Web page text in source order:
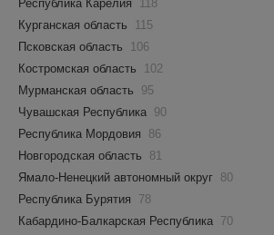
Республика Карелия
118
Курганская область
115
Псковская область
106
Костромская область
102
Мурманская область
95
Чувашская Республика 90
Республика Мордовия
86
Новгородская область
81
Ямало-Ненецкий автономный округ 80
Республика Бурятия
78
Кабардино-Балкарская Республика 70